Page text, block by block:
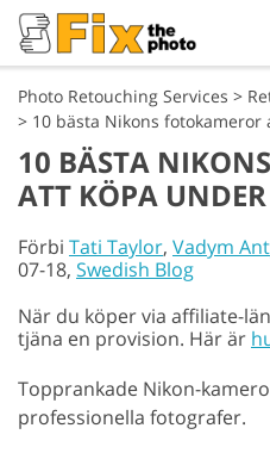
Photo Retouching Services >
> 10 bästa Nikons fotokameror
10 BÄSTA
ATT KÖPA
Förbi Tati Taylor, Vadym
07-18, Swedish Blog
När du köper via affiliate-
tjäna en provision. Här är
Topprankade Nikon-
professionella fotografer.